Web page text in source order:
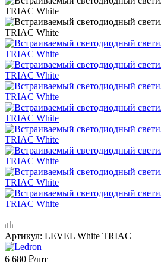
Артикул: LEVEL White TRIAC
6 680 ₽/шт